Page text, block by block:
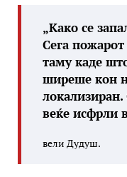
„Како се
Сега
таму каде
ширеше кон
локализиран.
веќе исфрли
вели Дудуш.